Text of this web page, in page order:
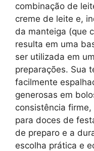
combinação de
creme de leite e,
da manteiga (que
resulta em uma
ser utilizada em
preparações. Sua
facilmente
generosas em
consistência
para doces de
de preparo e a
escolha prática e